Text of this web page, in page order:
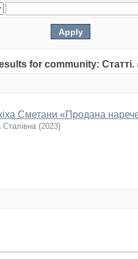
for community: Статті.
Сметани «Продана
(2023)